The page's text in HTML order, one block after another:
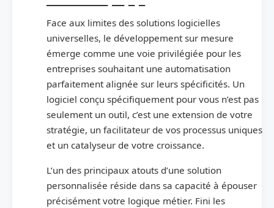
Face aux limites des solutions logicielles
universelles, le développement sur mesure
émerge comme une voie privilégiée pour les
entreprises souhaitant une automatisation
parfaitement alignée sur leurs spécificités. Un
logiciel conçu spécifiquement pour vous n’est pas
seulement un outil, c’est une extension de votre
stratégie, un facilitateur de vos processus uniques
et un catalyseur de votre croissance.
L’un des principaux atouts d’une solution
personnalisée réside dans sa capacité à épouser
précisément votre logique métier. Fini les